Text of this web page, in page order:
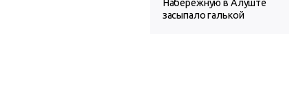
Набережную в Алуште
засыпало галькой